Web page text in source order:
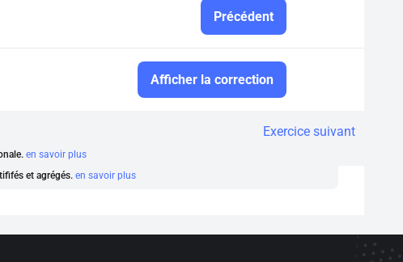
Précédent
Afficher la correction
Exercice suivant
en savoir plus
et agrégés. en savoir plus